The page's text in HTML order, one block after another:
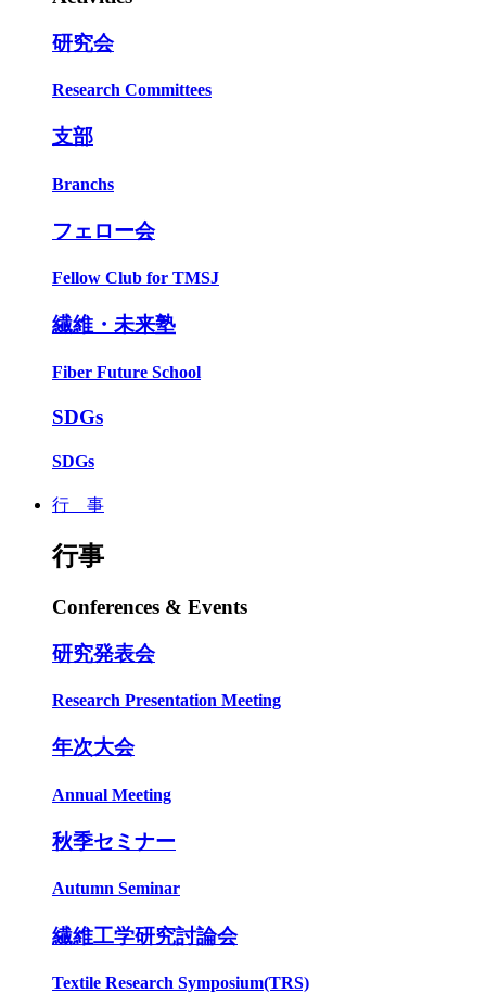
研究会
Research Committees
支部
Branchs
フェロー会
Fellow Club for TMSJ
繊維・未来塾
Fiber Future School
SDGs
SDGs
行 事
行事
Conferences & Events
研究発表会
Research Presentation Meeting
年次大会
Annual Meeting
秋季セミナー
Autumn Seminar
繊維工学研究討論会
Textile Research Symposium(TRS)